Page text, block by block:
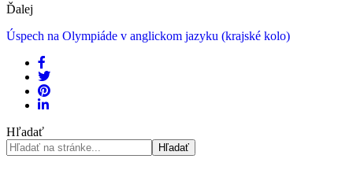
Ďalej
Úspech na Olympiáde v anglickom jazyku (krajské kolo)
Hľadať
Hľadať